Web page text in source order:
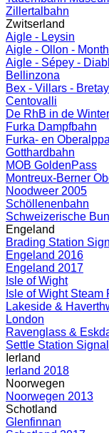
Zillertalbahn
Zwitserland
Aigle - Leysin
Aigle - Ollon -
Aigle - Sépey -
Bellinzona
Bex - Villars -
Centovalli
De RhB in de
Furka Dampfbahn
Furka- en
Gotthardbahn
MOB GoldenPass
Montreux-Berner
Noodweer 2005
Schöllenenbahn
Schweizerische
Engeland
Brading Station
Engeland 2016
Engeland 2017
Isle of Wight
Isle of Wight Steam
Lakeside &
London
Ravenglass &
Settle Station
Ierland
Ierland 2018
Noorwegen
Noorwegen 2013
Schotland
Glenfinnan